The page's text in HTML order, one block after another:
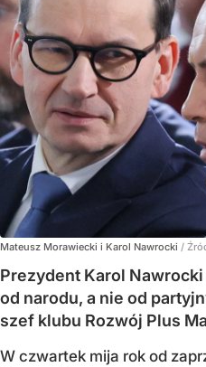
Mateusz Morawiecki i Karol Nawrocki /
Prezydent Karol
od narodu, a nie od
szef klubu Rozwój Plus
W czwartek mija rok od